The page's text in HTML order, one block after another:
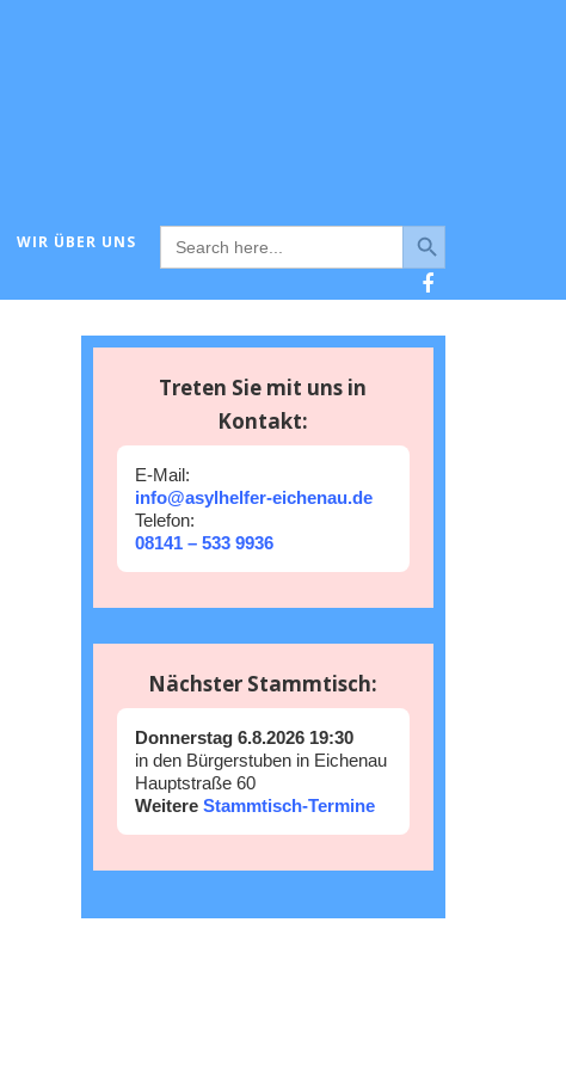
WIR ÜBER UNS
Search
for:
Search Button
Treten Sie mit uns in
Kontakt:
E-Mail:
info@asylhelfer-eichenau.de
Telefon:
08141 – 533 9936
Nächster Stammtisch:
Donnerstag 6.8.2026 19:30
in den Bürgerstuben in Eichenau
Hauptstraße 60
WeitereStammtisch-Termine